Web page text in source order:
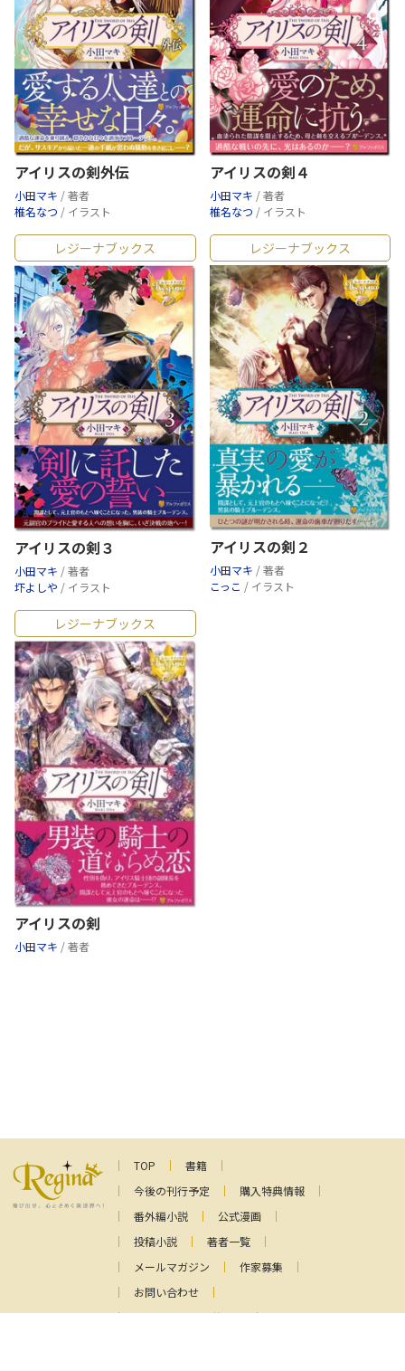
アイリスの剣外伝
小田マキ / 著者
椎名なつ / イラスト
アイリスの剣４
小田マキ / 著者
椎名なつ / イラスト
レジーナブックス
アイリスの剣３
小田マキ / 著者
圷よしや / イラスト
レジーナブックス
アイリスの剣２
小田マキ / 著者
こっこ / イラスト
レジーナブックス
アイリスの剣
小田マキ / 著者
TOP
書籍
今後の刊行予定
購入特典情報
番外編小説
公式漫画
投稿小説
著者一覧
メールマガジン
作家募集
お問い合わせ
ファンレターの送り先